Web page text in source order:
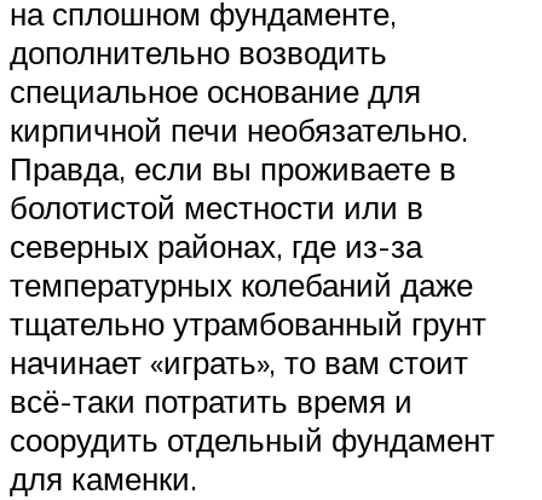
на сплошном фундаменте,
дополнительно возводить
специальное основание для
кирпичной печи необязательно.
Правда, если вы проживаете в
болотистой местности или в
северных районах, где из-за
температурных колебаний даже
тщательно утрамбованный грунт
начинает «играть», то вам стоит
всё-таки потратить время и
соорудить отдельный фундамент
для каменки.